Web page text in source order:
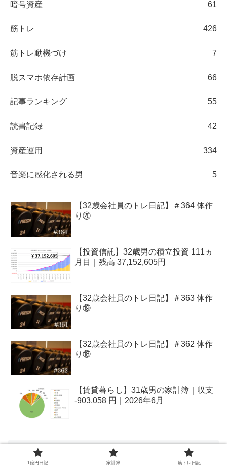
暗号資産 61
筋トレ 426
筋トレ動機づけ 7
脱スマホ依存計画 66
記事ランキング 55
読書記録 42
資産運用 334
音楽に感化される男 5
【32歳会社員のトレ日記】＃364 体作
り⑳
【投資信託】32歳男の積立投資 111ヵ
月目｜残高 37,152,605円
【32歳会社員のトレ日記】＃363 体作
り⑲
【32歳会社員のトレ日記】＃362 体作
り⑱
【賃貸暮らし】31歳男の家計簿｜収支
-903,058 円｜2026年6月
アーカイブ
1億円日記 家計簿 筋トレ日記